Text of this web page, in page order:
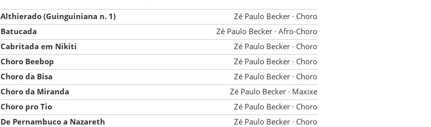
Althierado (Guinguiniana n. 1) Zé Paulo Becker ∙ Choro
Batucada
Zé Paulo Becker ∙ Afro-Choro
Cabritada em Nikiti
Zé Paulo Becker ∙ Choro
Choro Beebop
Zé Paulo Becker ∙ Choro
Choro da Bisa
Zé Paulo Becker ∙ Choro
Choro da Miranda
Zé Paulo Becker ∙ Maxixe
Choro pro Tio
Zé Paulo Becker ∙ Choro
De Pernambuco a Nazareth
Zé Paulo Becker ∙ Choro